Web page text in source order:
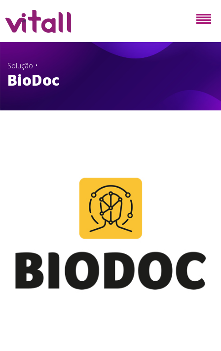
Solução •
BioDoc